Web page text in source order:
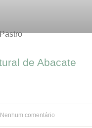
de Abacate
Nenhum comentário